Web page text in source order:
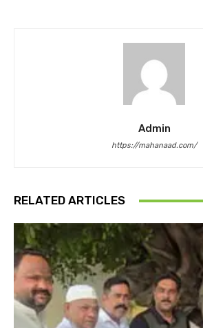
Admin
https://mahanaad.com/
RELATED ARTICLES